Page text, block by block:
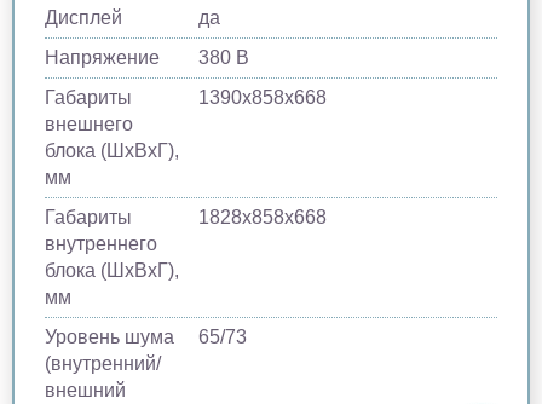
Дисплей
да
Напряжение
380 В
Габариты
внешнего
блока (ШхВхГ),
мм
1390х858х668
Габариты
внутреннего
блока (ШхВхГ),
мм
1828х858х668
Уровень шума
(внутренний/
внешний
65/73